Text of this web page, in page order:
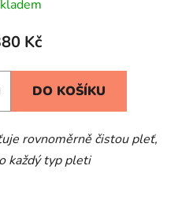
hodnocení
produktu
5,0
hvězdiček.
Kč
DO KOŠÍKU
rovnoměrně čistou pleť,
každý typ pleti